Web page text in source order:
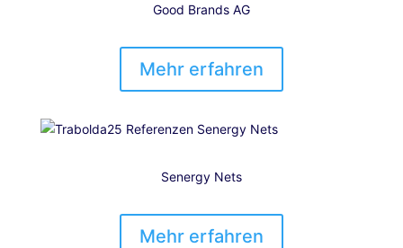
Good Brands AG
Mehr erfahren
Senergy Nets
Mehr erfahren